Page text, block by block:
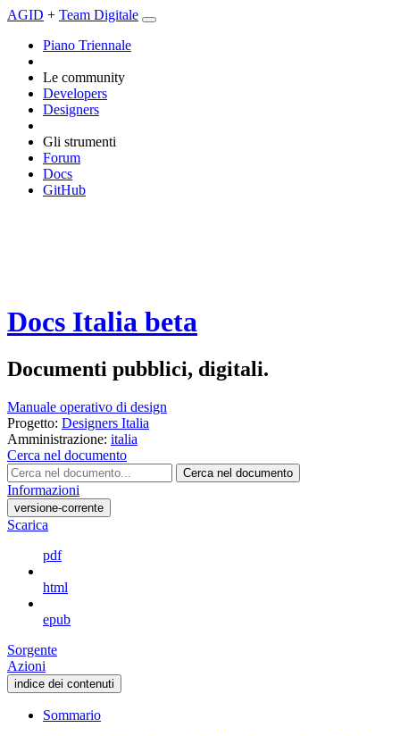
AGID + Team Digitale
Piano Triennale
Le community
Developers
Designers
Gli strumenti
Forum
Docs
GitHub
Docs Italia beta
Documenti pubblici, digitali.
Manuale operativo di design
Progetto: Designers Italia
Amministrazione: italia
Cerca nel documento
Cerca nel documento
Informazioni
versione-corrente
Scarica
pdf
html
epub
Sorgente
Azioni
indice dei contenuti
Sommario